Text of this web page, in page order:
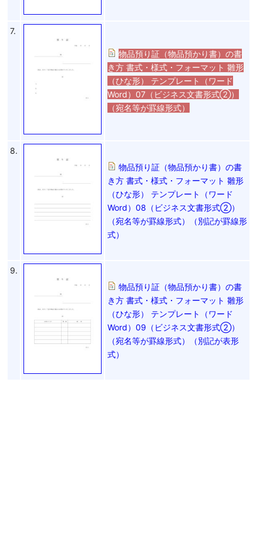
7.
物品預り証（物品預かり書）の書
き方 書式・様式・フォーマット 雛形
（ひな形） テンプレート（ワード
Word）07（ビジネス文書形式②）
（宛名等が罫線形式）
8.
物品預り証（物品預かり書）の書
き方 書式・様式・フォーマット 雛形
（ひな形） テンプレート（ワード
Word）08（ビジネス文書形式②）
（宛名等が罫線形式）（別記が罫線形
式）
9.
物品預り証（物品預かり書）の書
き方 書式・様式・フォーマット 雛形
（ひな形） テンプレート（ワード
Word）09（ビジネス文書形式②）
（宛名等が罫線形式）（別記が表形
式）